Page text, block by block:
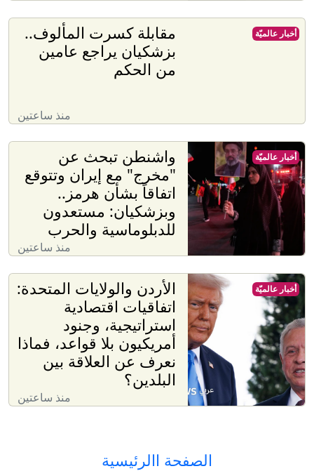
مقابلة كسرت المألوف..
بزشكيان يراجع عامين
من الحكم
منذ ساعتين
أخبار عالميّة
واشنطن تبحث عن
"مخرج" مع إيران وتتوقع
اتفاقاً بشأن هرمز..
وبزشكيان: مستعدون
للدبلوماسية والحرب
منذ ساعتين
أخبار عالميّة
الأردن والولايات المتحدة:
اتفاقيات اقتصادية
استراتيجية، وجنود
أمريكيون بلا قواعد، فماذا
نعرف عن العلاقة بين
البلدين؟
منذ ساعتين
أخبار عالميّة
الصفحة االرئيسية